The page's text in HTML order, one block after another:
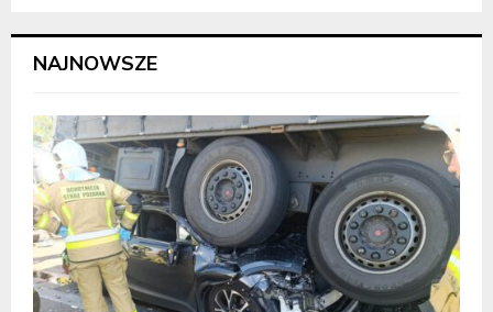
NAJNOWSZE